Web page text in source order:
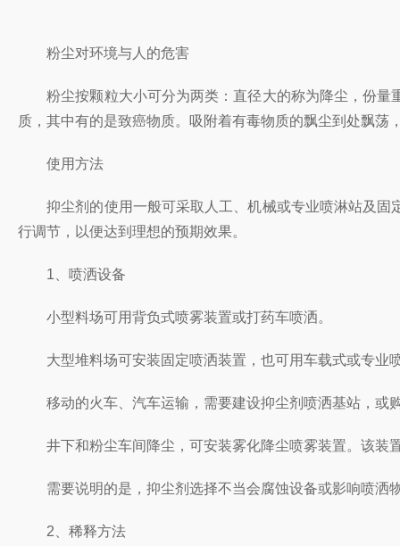
粉尘对环境与人的危害
粉尘按颗粒大小可分为两类：直径大的称为降尘，份量
质，其中有的是致癌物质。吸附着有毒物质的飘尘到处飘荡
使用方法
抑尘剂的使用一般可采取人工、机械或专业喷淋站及固
行调节，以便达到理想的预期效果。
1、喷洒设备
小型料场可用背负式喷雾装置或打药车喷洒。
大型堆料场可安装固定喷洒装置，也可用车载式或专业
移动的火车、汽车运输，需要建设抑尘剂喷洒基站，或
井下和粉尘车间降尘，可安装雾化降尘喷雾装置。该装
需要说明的是，抑尘剂选择不当会腐蚀设备或影响喷洒
2、稀释方法